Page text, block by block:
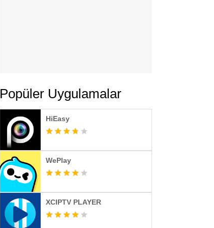
Popüler Uygulamalar
HiEasy
WePlay
XCIPTV PLAYER